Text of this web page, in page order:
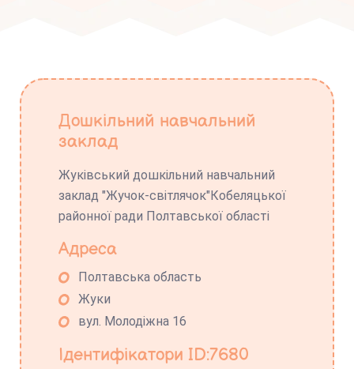
Дошкільний навчальний
заклад
Жуківський дошкільний навчальний
заклад "Жучок-світлячок"Кобеляцької
районної ради Полтавської області
Адреса
Полтавська область
Жуки
вул. Молодіжна 16
Ідентифікатори ID:7680